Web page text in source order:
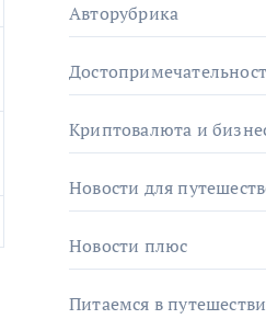
Авторубрика
Криптовалюта и
Новости для
Новости плюс
Питаемся в